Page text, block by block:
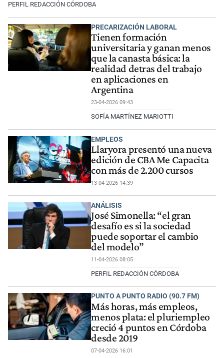
PERFIL REDACCIÓN CÓRDOBA
PRECARIZACIÓN LABORAL
Tienen formación
universitaria y ganan menos
que la canasta básica: la
realidad detras del trabajo
en aplicaciones en
Argentina
23-04-2026 09:43
SOFÍA MARTÍNEZ MARIOTTI
EMPLEOS
Llaryora presentó una nueva
edición de CBA Me Capacita
con más de 2.200 cursos
13-04-2026 14:39
ANÁLISIS
José Simonella: “el gran
desafío es si la sociedad
puede soportar el cambio
del modelo”
11-04-2026 08:05
PERFIL REDACCIÓN CÓRDOBA
PUNTO A PUNTO RADIO (90.7 FM)
Más horas, más empleos,
menos plata: el pluriempleo
creció 4 puntos en Córdoba
desde 2019
07-04-2026 16:01